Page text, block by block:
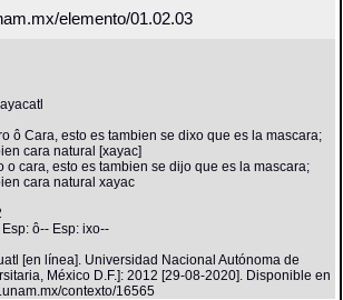
elemento/01.02.03
ô Cara, esto es tambien se dixo que es la mascara;
cara natural [xayac]
o cara, esto es tambien se dijo que es la mascara;
cara natural xayac
ô-- Esp: ixo--
[en línea]. Universidad Nacional Autónoma de
México D.F.]: 2012 [29-08-2020]. Disponible en
contexto/16565